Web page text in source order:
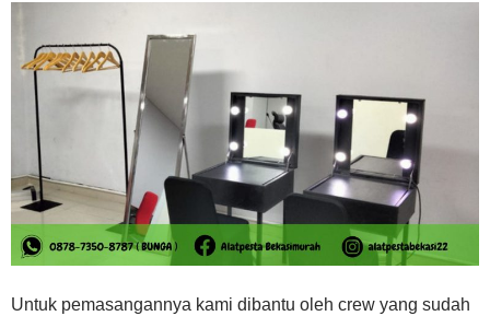
Untuk pemasangannya kami dibantu oleh crew yang sudah